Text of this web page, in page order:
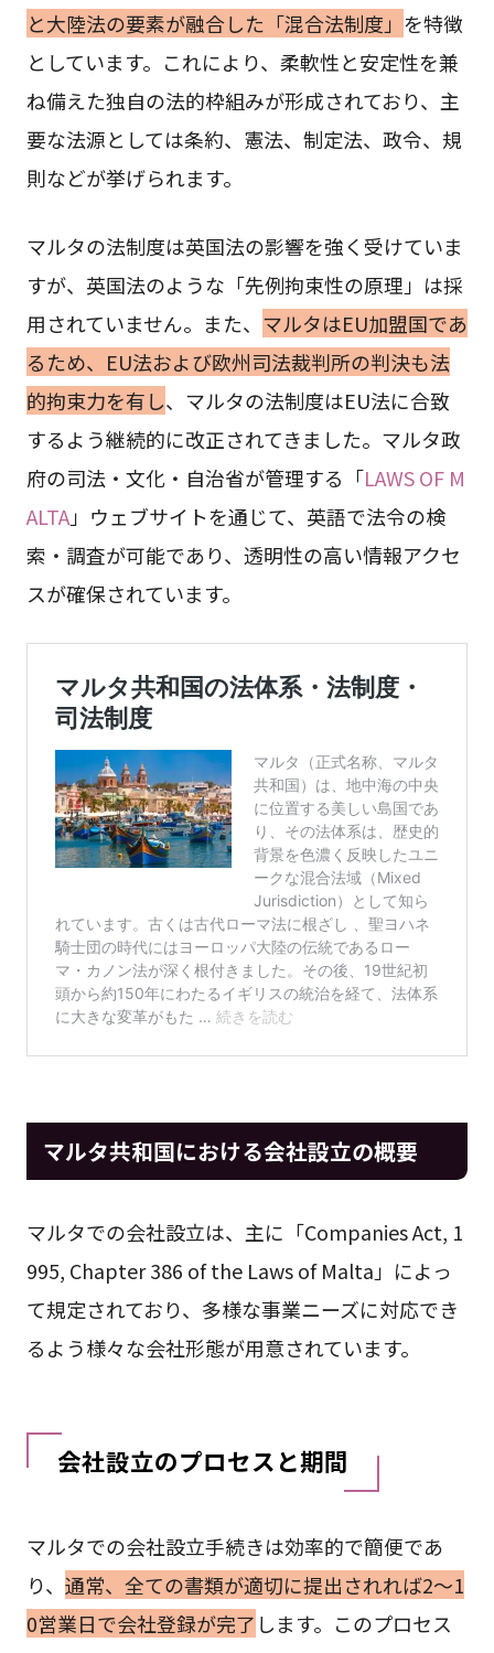
と大陸法の要素が融合した「混合法制度」 を特徴
としています。これにより、柔軟性と安定性を兼
ね備えた独自の法的枠組みが形成されており、主
要な法源としては条約、憲法、制定法、政令、規
則などが挙げられます。
マルタの法制度は英国法の影響を強く受けていま
すが、英国法のような「先例拘束性の原理」は採
用されていません。また、 マルタはEU加盟国であ
るため、EU法および欧州司法裁判所の判決も法
的拘束力を有し、マルタの法制度はEU法に合致
するよう継続的に改正されてきました。マルタ政
府の司法・文化・自治省が管理する「LAWS OF M
ALTA」ウェブサイトを通じて、英語で法令の検
索・調査が可能であり、透明性の高い情報アクセ
スが確保されています。
マルタ共和国における会社設立の概要
マルタでの会社設立は、主に「Companies Act, 1
995, Chapter 386 of the Laws of Malta」によっ
て規定されており、多様な事業ニーズに対応でき
るよう様々な会社形態が用意されています。
会社設立のプロセスと期間
マルタでの会社設立手続きは効率的で簡便であ
り、 通常、全ての書類が適切に提出されれば2〜1
0営業日で会社登録が完了 します。このプロセス